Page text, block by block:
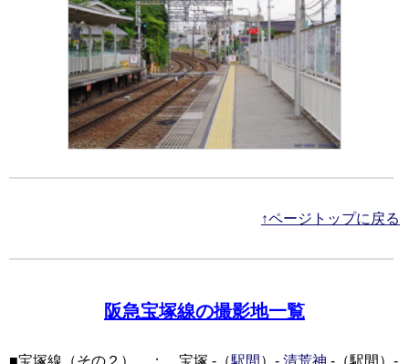
↑ページトップに戻る
阪急宝塚線の撮影地一覧